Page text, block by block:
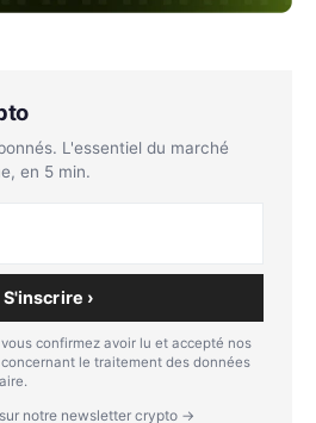
L'essentiel du marché
en 5 min.
S'inscrire ›
confirmez avoir lu et accepté nos
concernant le traitement des données
notre newsletter crypto →